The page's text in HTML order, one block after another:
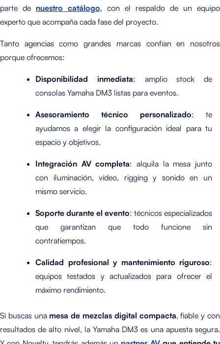
parte de nuestro catálogo, con el respaldo de un equipo
experto que acompaña cada fase del proyecto.
Tanto agencias como grandes marcas confían en nosotros
porque ofrecemos:
Disponibilidad inmediata: amplio stock de
consolas Yamaha DM3 listas para eventos.
Asesoramiento técnico personalizado: te
ayudamos a elegir la configuración ideal para tu
espacio y objetivos.
Integración AV completa: alquila la mesa junto
con iluminación, vídeo, rigging y sonido en un
mismo servicio.
Soporte durante el evento: técnicos especializados
que garantizan que todo funcione sin
contratiempos.
Calidad profesional y mantenimiento riguroso:
equipos testados y actualizados para ofrecer el
máximo rendimiento.
Si buscas una mesa de mezclas digital compacta, fiable y con
resultados de alto nivel, la Yamaha DM3 es una apuesta segura.